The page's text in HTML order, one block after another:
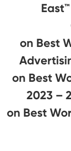
#4 on
#27 on
2023 –
#3 on Best